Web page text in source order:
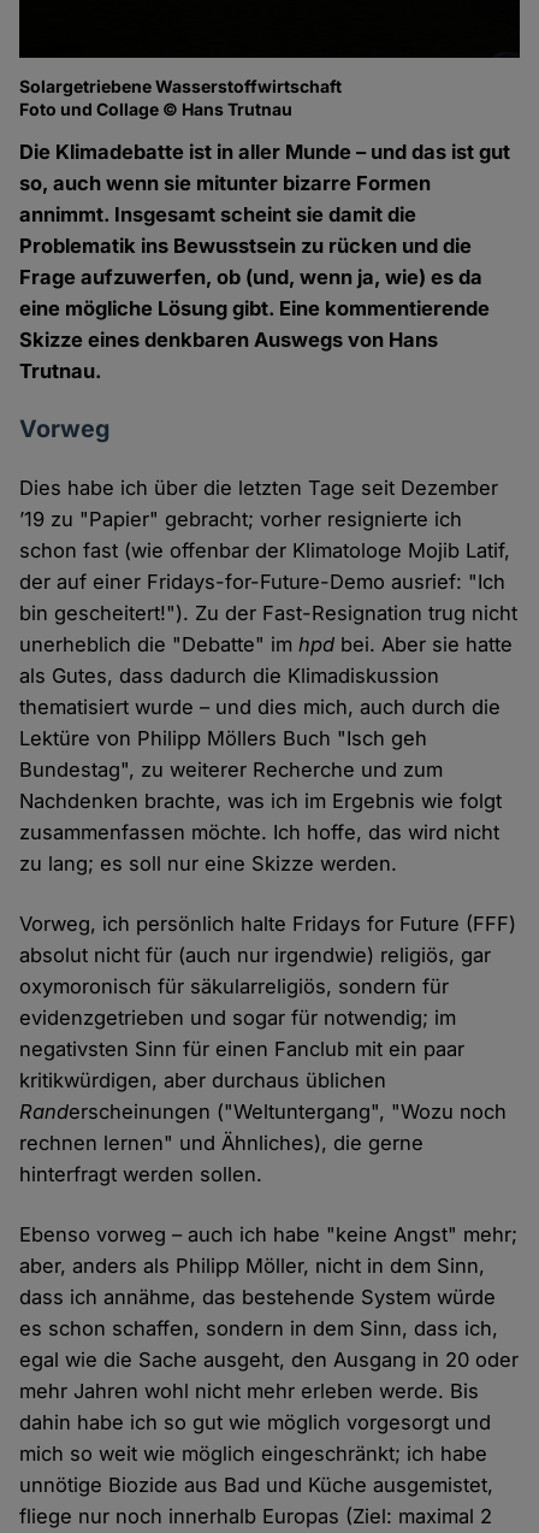
Solargetriebene Wasserstoffwirtschaft
Foto und Collage © Hans Trutnau
Die Klimadebatte ist in aller Munde – und das ist gut
so, auch wenn sie mitunter bizarre Formen
annimmt. Insgesamt scheint sie damit die
Problematik ins Bewusstsein zu rücken und die
Frage aufzuwerfen, ob (und, wenn ja, wie) es da
eine mögliche Lösung gibt. Eine kommentierende
Skizze eines denkbaren Auswegs von Hans
Trutnau.
Vorweg
Dies habe ich über die letzten Tage seit Dezember
’19 zu "Papier" gebracht; vorher resignierte ich
schon fast (wie offenbar der Klimatologe Mojib Latif,
der auf einer Fridays-for-Future-Demo ausrief: "Ich
bin gescheitert!"). Zu der Fast-Resignation trug nicht
unerheblich die "Debatte" imhpd bei. Aber sie hatte
als Gutes, dass dadurch die Klimadiskussion
thematisiert wurde – und dies mich, auch durch die
Lektüre von Philipp Möllers Buch "Isch geh
Bundestag", zu weiterer Recherche und zum
Nachdenken brachte, was ich im Ergebnis wie folgt
zusammenfassen möchte. Ich hoffe, das wird nicht
zu lang; es soll nur eine Skizze werden.
Vorweg, ich persönlich halte Fridays for Future (FFF)
absolut nicht für (auch nur irgendwie) religiös, gar
oxymoronisch für säkularreligiös, sondern für
evidenzgetrieben und sogar für notwendig; im
negativsten Sinn für einen Fanclub mit ein paar
kritikwürdigen, aber durchaus üblichen
Randerscheinungen ("Weltuntergang", "Wozu noch
rechnen lernen" und Ähnliches), die gerne
hinterfragt werden sollen.
Ebenso vorweg – auch ich habe "keine Angst" mehr;
aber, anders als Philipp Möller, nicht in dem Sinn,
dass ich annähme, das bestehende System würde
es schon schaffen, sondern in dem Sinn, dass ich,
egal wie die Sache ausgeht, den Ausgang in 20 oder
mehr Jahren wohl nicht mehr erleben werde. Bis
dahin habe ich so gut wie möglich vorgesorgt und
mich so weit wie möglich eingeschränkt; ich habe
unnötige Biozide aus Bad und Küche ausgemistet,
fliege nur noch innerhalb Europas (Ziel: maximal 2